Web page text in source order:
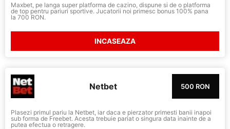
Maxbet, pe langa super platforma de cazino, dispune si de o platforma
de top pentru pariuri sportive. Jucatorii noi primesc bonus 100% pana
la 700 RON.
INCASEAZA
Netbet 500 RON
Plasezi primul pariu la Netbet, iar daca e pierzator primesti banii inapoi
sub forma de Freebet. Acesta trebuie pariat o singura data inainte de a
putea efectua o retragere.